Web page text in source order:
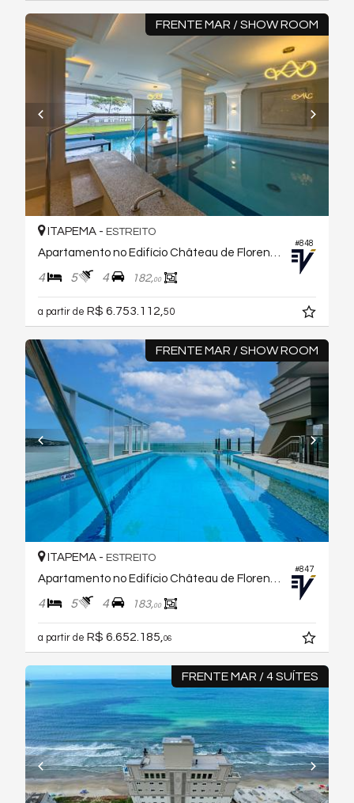
FRENTE MAR / SHOW ROOM
#848
ITAPEMA - ESTREITO
Apartamento no Edifício Château de Florence
4 5 4 182,00
a partir de R$ 6.753.112, 50
FRENTE MAR / SHOW ROOM
#847
ITAPEMA - ESTREITO
Apartamento no Edifício Château de Florence
4 5 4 183,00
a partir de R$ 6.652.185, 06
FRENTE MAR / 4 SUÍTES